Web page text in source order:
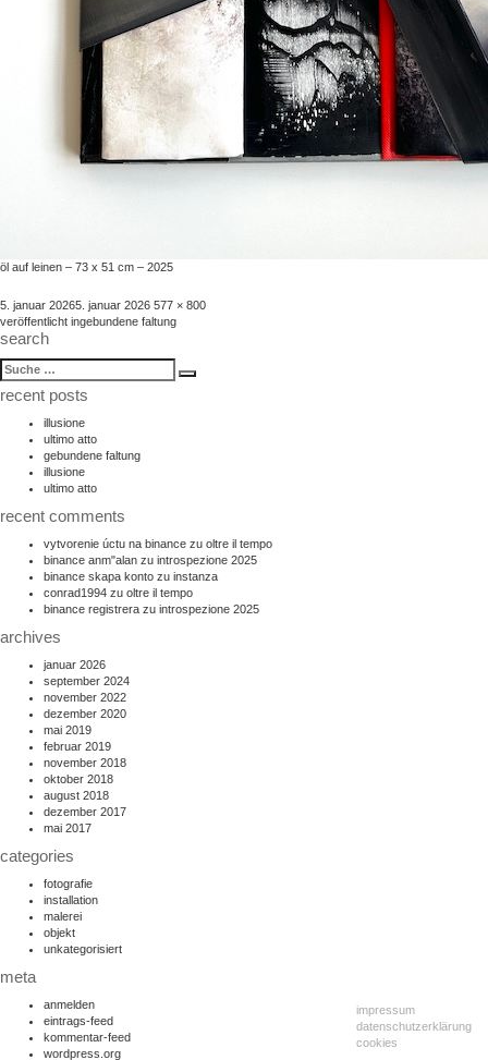
öl auf leinen – 73 x 51 cm – 2025
veröffentlicht
am
5. januar 20265. januar 2026 volle
größe
577 × 800
beitragsnavigation
veröffentlicht ingebundene faltung
search
suche
nach:
Suche
recent posts
illusione
ultimo atto
gebundene faltung
illusione
ultimo atto
recent comments
vytvorenie úctu na binance zu oltre il tempo
binance anm"alan zu introspezione 2025
binance skapa konto zu instanza
conrad1994 zu oltre il tempo
binance registrera zu introspezione 2025
archives
januar 2026
september 2024
november 2022
dezember 2020
mai 2019
februar 2019
november 2018
oktober 2018
august 2018
dezember 2017
mai 2017
categories
fotografie
installation
malerei
objekt
unkategorisiert
meta
anmelden
eintrags-feed
kommentar-feed
wordpress.org
impressum
datenschutzerklärung
cookies